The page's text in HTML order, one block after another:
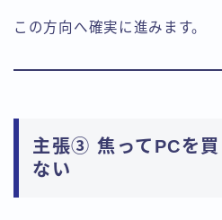
この方向へ確実に進みます。
主張③ 焦ってPCを買
ない